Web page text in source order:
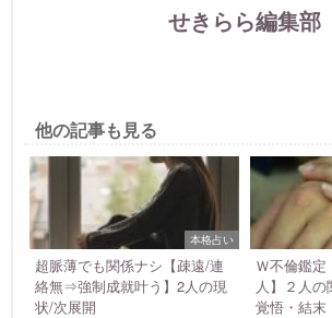
せきらら編集部
他の記事も見る
本格占い
超脈薄でも関係ナシ【疎遠/連
絡無⇒強制成就叶う】2人の現
状/次展開
Ｗ不倫鑑
人】２人の
覚悟・結末